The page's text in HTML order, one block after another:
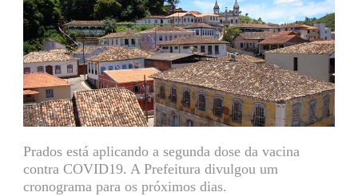
Prados está aplicando a segunda dose da vacina
contra COVID19. A Prefeitura divulgou um
cronograma para os próximos dias.